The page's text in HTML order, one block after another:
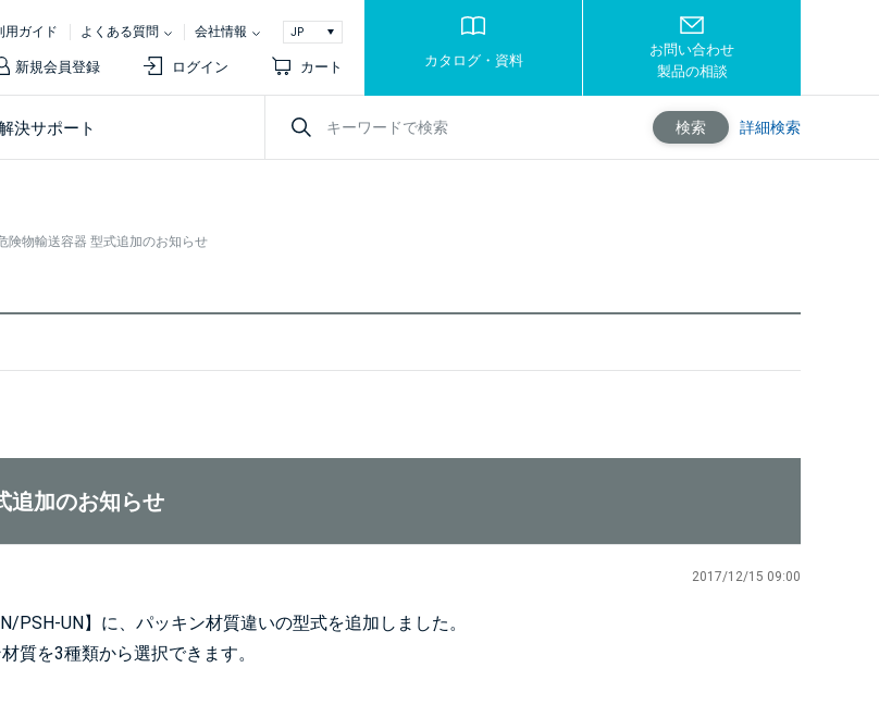
用ガイド よくある質問 会社情報
新規会員登録 ログイン カート カタログ・資料
お問い合わせ
製品の相談
決サポート 検索 詳細検索
険物輸送容器 型式追加のお知らせ
追加のお知らせ
2017/12/15 09:00
PSH-UN】に、パッキン材質違いの型式を追加しました。
質を3種類から選択できます。